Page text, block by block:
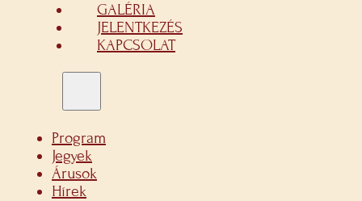
GALÉRIA
JELENTKEZÉS
KAPCSOLAT
Program
Jegyek
Árusok
Hírek